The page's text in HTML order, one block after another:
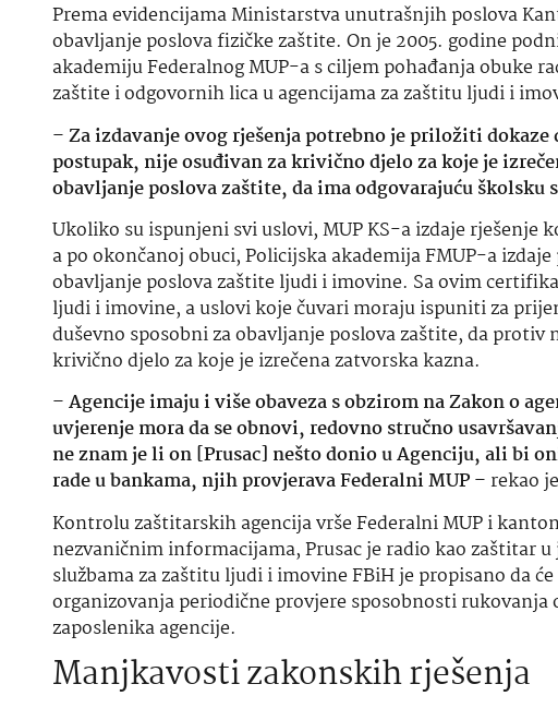
Prema evidencijama Ministarstva unutrašnjih poslova
obavljanje poslova fizičke zaštite. On je 2005. godine
akademiju Federalnog MUP-a s ciljem pohađanja obuke
zaštite i odgovornih lica u agencijama za zaštitu ljudi i
–Za izdavanje ovog rješenja potrebno je priložiti
postupak, nije osuđivan za krivično djelo za koje je
obavljanje poslova zaštite, da ima odgovarajuću školsku
Ukoliko su ispunjeni svi uslovi, MUP KS-a izdaje rješenje
a po okončanoj obuci, Policijska akademija FMUP-a
obavljanje poslova zaštite ljudi i imovine. Sa ovim
ljudi i imovine, a uslovi koje čuvari moraju ispuniti za
duševno sposobni za obavljanje poslova zaštite, da
krivično djelo za koje je izrečena zatvorska kazna.
–Agencije imaju i više obaveza s obzirom na Zakon o
uvjerenje mora da se obnovi, redovno stručno
ne znam je li on [Prusac] nešto donio u Agenciju, ali bi
rade u bankama, njih provjerava Federalni MUP– rekao je
Kontrolu zaštitarskih agencija vrše Federalni MUP i
nezvaničnim informacijama, Prusac je radio kao zaštitar
službama za zaštitu ljudi i imovine FBiH je propisano da
organizovanja periodične provjere sposobnosti
zaposlenika agencije.
Manjkavosti zakonskih rješenja